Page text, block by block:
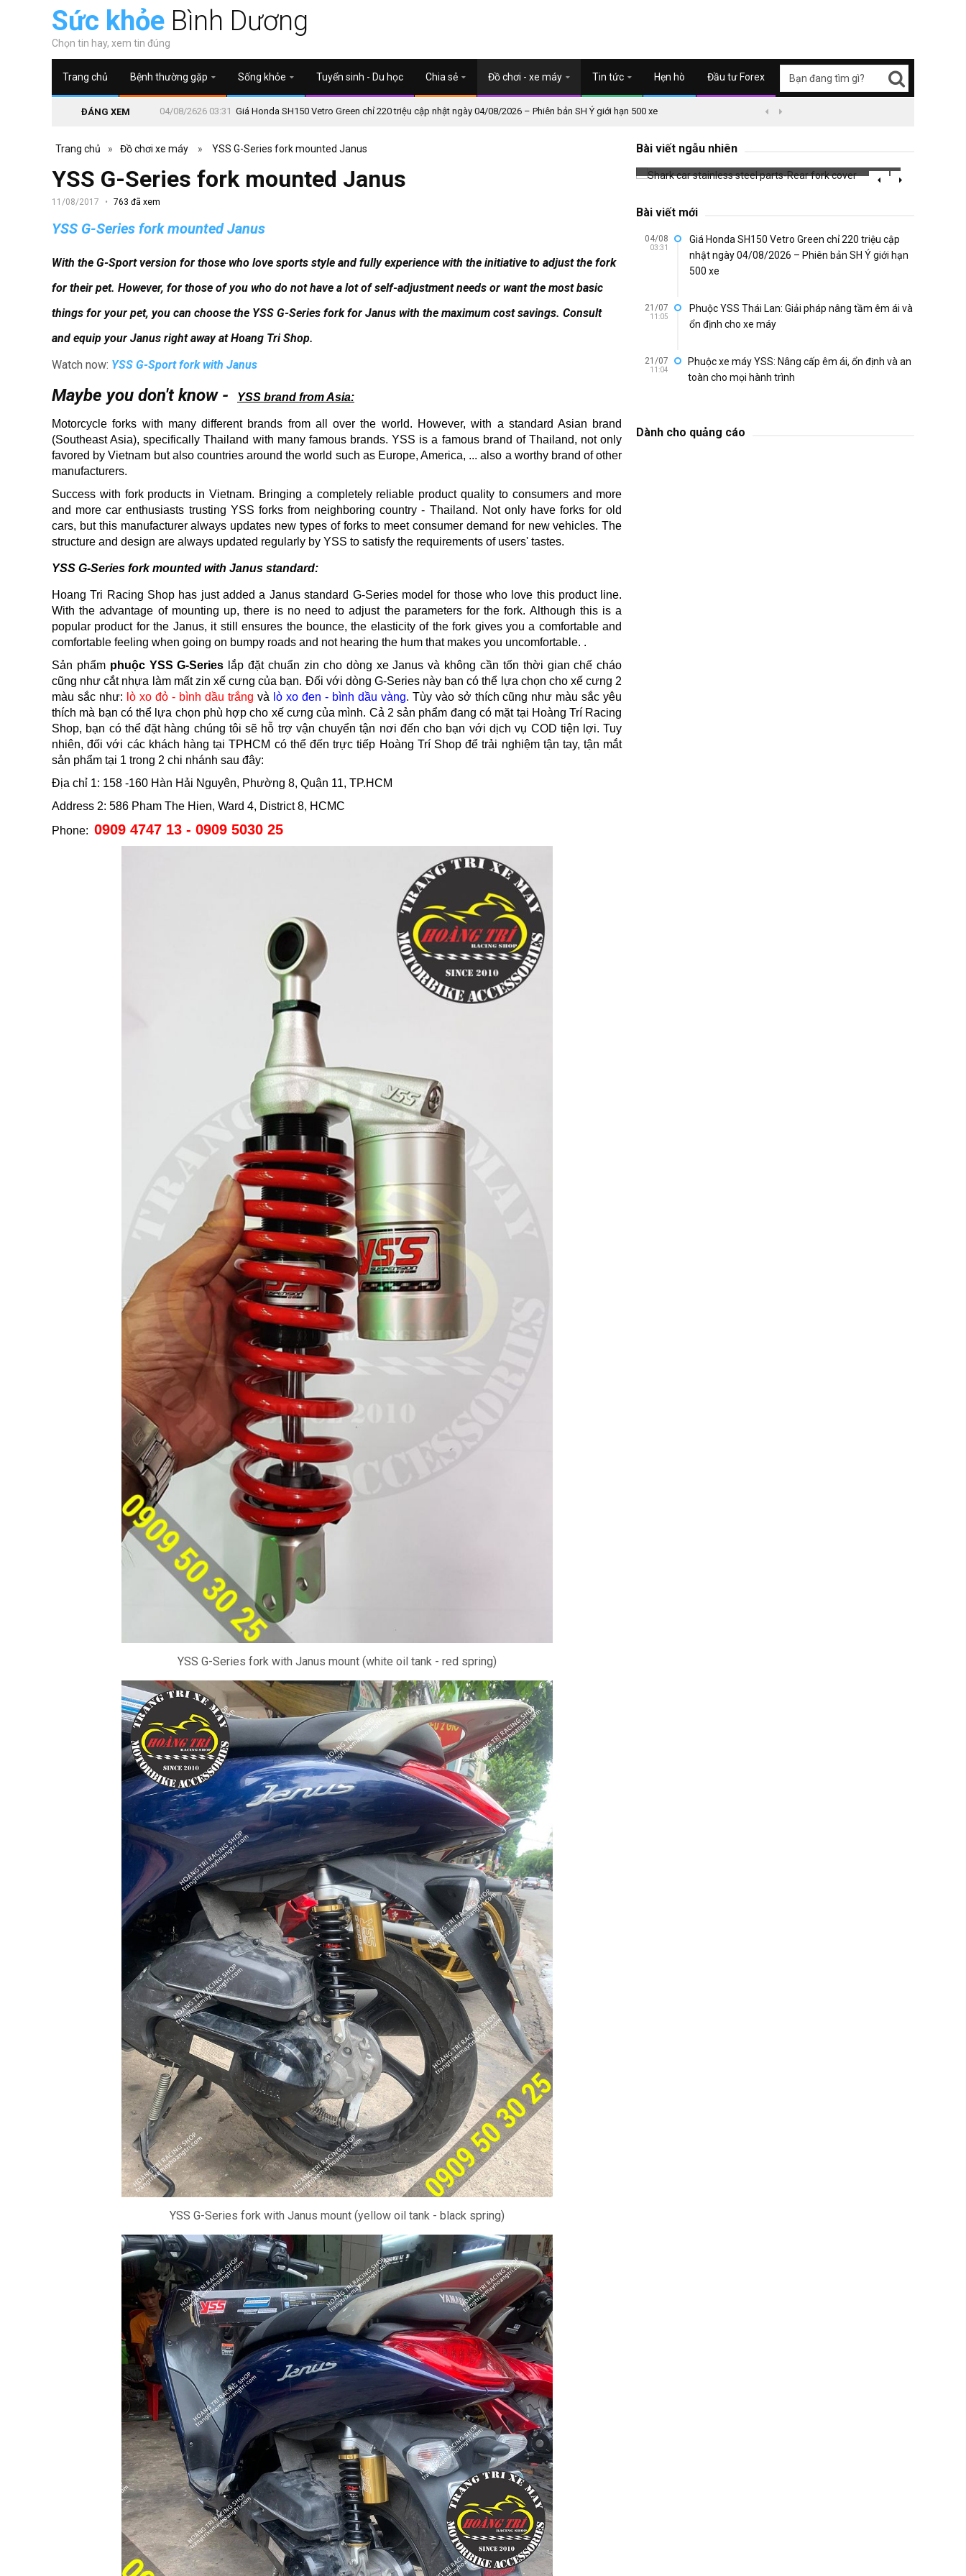
Sức khỏe Bình Dương
Chọn tin hay, xem tin đúng
Trang chủ Bệnh thường gặp Sống khỏe Tuyển sinh - Du học Chia sẻ Đồ chơi - xe máy Tin tức Hẹn hò Đầu tư Forex
ĐÁNG XEM 04/08/2626 03:31 Giá Honda SH150 Vetro Green chỉ 220 triệu cập nhật ngày 04/08/2026 – Phiên bản SH Ý giới hạn 500 xe  
Trang chủ » Đồ chơi xe máy » YSS G-Series fork mounted Janus
YSS G-Series fork mounted Janus
11/08/2017 763 đã xem
YSS G-Series fork mounted Janus
With the G-Sport version for those who love sports style and fully experience with the initiative to adjust the fork
for their pet. However, for those of you who do not have a lot of self-adjustment needs or want the most basic
things for your pet, you can choose the YSS G-Series fork for Janus with the maximum cost savings. Consult
and equip your Janus right away at Hoang Tri Shop.
Watch now: YSS G-Sport fork with Janus
Maybe you don't know - YSS brand from Asia:
Motorcycle forks with many different brands from all over the world. However, with a standard Asian brand
(Southeast Asia), specifically Thailand with many famous brands.YSS is a famous brand of Thailand, not only
favored by Vietnam but also countries around the world such as Europe, America, ... also a worthy brand of other
manufacturers.
Success with fork products in Vietnam. Bringing a completely reliable product quality to consumers and more
and more car enthusiasts trusting YSS forks from neighboring country - Thailand. Not only have forks for old
cars, but this manufacturer always updates new types of forks to meet consumer demand for new vehicles.The
structure and design are always updated regularly by YSS to satisfy the requirements of users' tastes.
YSS G-Series fork mounted with Janus standard:
Hoang Tri Racing Shop has just added a Janus standard G-Series model for those who love this product line.
With the advantage of mounting up, there is no need to adjust the parameters for the fork. Although this is a
popular product for the Janus, it still ensures the bounce, the elasticity of the fork gives you a comfortable and
comfortable feeling when going on bumpy roads and not hearing the hum that makes you uncomfortable. .
Sản phẩm phuộc YSS G-Series lắp đặt chuẩn zin cho dòng xe Janus và không cần tốn thời gian chế cháo
cũng như cắt nhựa làm mất zin xế cưng của bạn. Đối với dòng G-Series này bạn có thể lựa chọn cho xế cưng 2
màu sắc như: lò xo đỏ - bình dầu trắng và lò xo đen - bình dầu vàng. Tùy vào sở thích cũng như màu sắc yêu
thích mà bạn có thể lựa chọn phù hợp cho xế cưng của mình. Cả 2 sản phẩm đang có mặt tại Hoàng Trí Racing
Shop, bạn có thể đặt hàng chúng tôi sẽ hỗ trợ vận chuyển tận nơi đến cho bạn với dịch vụ COD tiện lợi. Tuy
nhiên, đối với các khách hàng tại TPHCM có thể đến trực tiếp Hoàng Trí Shop để trải nghiệm tận tay, tận mắt
sản phẩm tại 1 trong 2 chi nhánh sau đây:
Địa chỉ 1: 158 -160 Hàn Hải Nguyên, Phường 8, Quận 11, TP.HCM
Address 2: 586 Pham The Hien, Ward 4, District 8, HCMC
Phone: 0909 4747 13 - 0909 5030 25
YSS G-Series fork with Janus mount (white oil tank - red spring)
YSS G-Series fork with Janus mount (yellow oil tank - black spring)
Bài viết ngẫu nhiên
cover
Bài viết mới
04/08
03:31
Giá Honda SH150 Vetro Green chỉ 220 triệu cập
nhật ngày 04/08/2026 – Phiên bản SH Ý giới hạn
500 xe
21/07
11:05
Phuộc YSS Thái Lan: Giải pháp nâng tầm êm ái và
ổn định cho xe máy
21/07
11:04
Phuộc xe máy YSS: Nâng cấp êm ái, ổn định và an
toàn cho mọi hành trình
Dành cho quảng cáo